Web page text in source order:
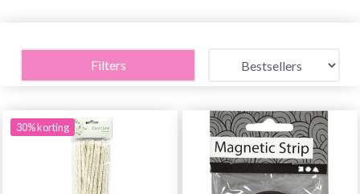
Filters
30% korting